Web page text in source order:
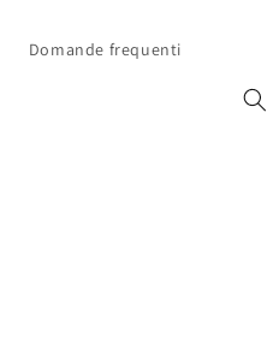
Domande frequenti